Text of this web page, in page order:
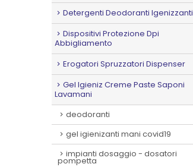
Detergenti Deodoranti Igenizzanti
Dispositivi Protezione Dpi
Abbigliamento
Erogatori Spruzzatori Dispenser
Gel Igieniz Creme Paste Saponi
Lavamani
deodoranti
gel igienizanti mani covid19
impianti dosaggio - dosatori
pompetta